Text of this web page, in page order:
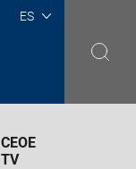
Select
CEOE
TV